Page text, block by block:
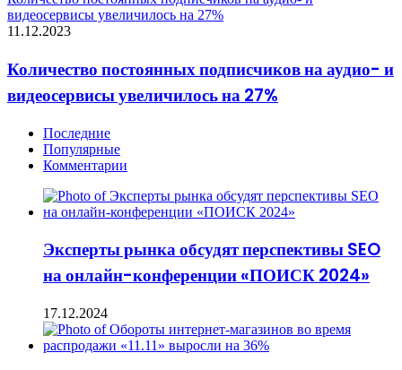
видеосервисы увеличилось на 27%
11.12.2023
Количество постоянных подписчиков на аудио- и
видеосервисы увеличилось на 27%
Последние
Популярные
Комментарии
Эксперты рынка обсудят перспективы SEO
на онлайн-конференции «ПОИСК 2024»
17.12.2024